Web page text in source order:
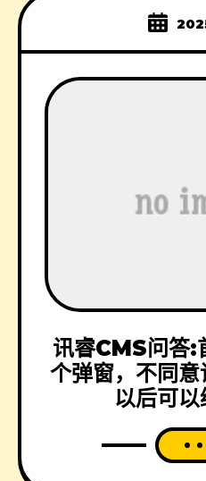
讯睿CMS问答:
个弹窗，不同
以后可